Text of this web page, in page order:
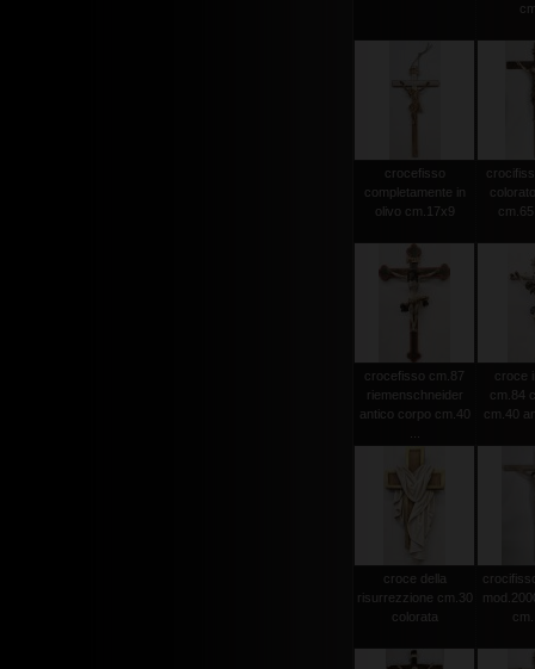
crocefisso
completamente in
olivo cm.17x9
crocefisso cm.87
riemenschneider
antico corpo cm.40
croce
cm.84
cm.40
croce della
risurrezzione cm.30
colorata